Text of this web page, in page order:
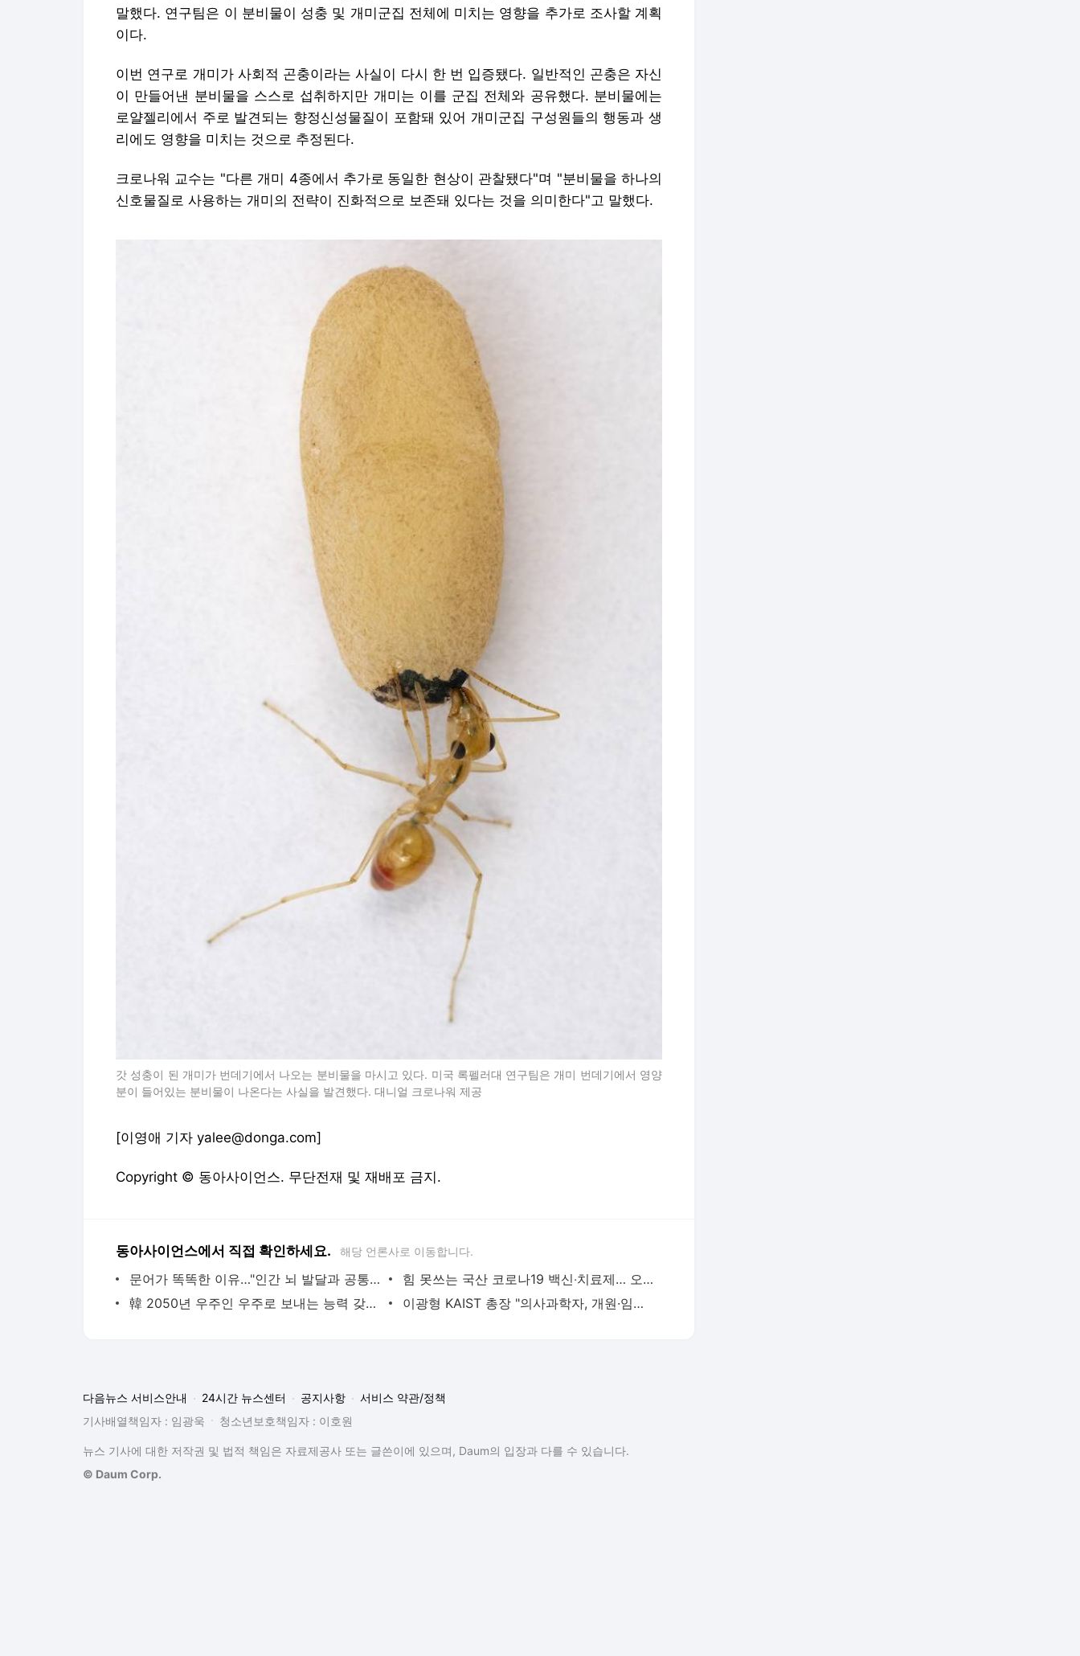
말했다. 연구팀은 이 분비물이 성충 및 개미군집 전체에 미치는 영향을 추가로 조사할 계획
이다.
이번 연구로 개미가 사회적 곤충이라는 사실이 다시 한 번 입증됐다. 일반적인 곤충은 자신
이 만들어낸 분비물을 스스로 섭취하지만 개미는 이를 군집 전체와 공유했다. 분비물에는
로얄젤리에서 주로 발견되는 향정신성물질이 포함돼 있어 개미군집 구성원들의 행동과 생
리에도 영향을 미치는 것으로 추정된다.
크로나워 교수는 "다른 개미 4종에서 추가로 동일한 현상이 관찰됐다"며 "분비물을 하나의
신호물질로 사용하는 개미의 전략이 진화적으로 보존돼 있다는 것을 의미한다"고 말했다.
갓 성충이 된 개미가 번데기에서 나오는 분비물을 마시고 있다. 미국 록펠러대 연구팀은 개미 번데기에서 영양
분이 들어있는 분비물이 나온다는 사실을 발견했다. 대니얼 크로나워 제공
[이영애 기자 yalee@donga.com]
Copyright © 동아사이언스. 무단전재 및 재배포 금지.
동아사이언스에서 직접 확인하세요. 해당 언론사로 이동합니다.
문어가 똑똑한 이유…"인간 뇌 발달과 공통점 발견"
힘 못쓰는 국산 코로나19 백신‧치료제… 오미크론 대응 역부족
韓 2050년 우주인 우주로 보내는 능력 갖춘다
이광형 KAIST 총장 "의사과학자, 개원·임상의 막는 법 마련할 것"
다음뉴스 서비스안내 24시간 뉴스센터 공지사항
서비스 약관/정책
기사배열책임자 : 임광욱
청소년보호책임자 : 이호원
뉴스 기사에 대한 저작권 및 법적 책임은 자료제공사 또는 글쓴이에 있으며, Daum의 입장과 다를 수 있습니다.
© Daum Corp.